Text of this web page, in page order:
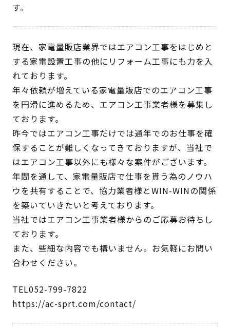
す。
現在、家電量販店業界ではエアコン工事をはじめと
する家電設置工事の他にリフォーム工事にも力を入
れております。
年々依頼が増えている家電量販店でのエアコン工事
を円滑に進めるため、エアコン工事業者様を募集し
ております。
昨今ではエアコン工事だけでは通年でのお仕事を確
保することが難しくなってきておりますが、当社で
はエアコン工事以外にも様々な案件がございます。
年間を通して、家電量販店で仕事を貰う為のノウハ
ウを共有することで、協力業者様とWIN-WINの関係
を築いていきたいと考えております。
当社ではエアコン工事業者様からのご応募お待ちし
ております。
また、些細な内容でも構いません。お気軽にお問い
合わせください。
TEL052-799-7822
https://ac-sprt.com/contact/